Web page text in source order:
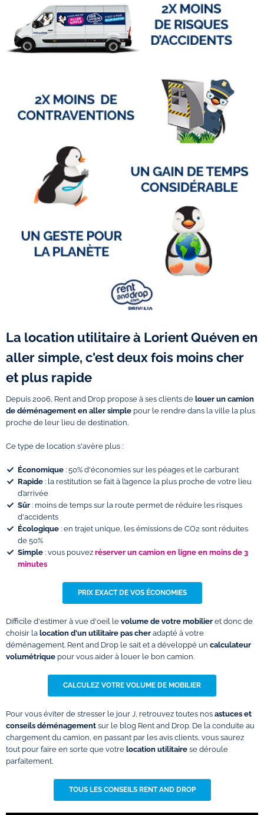
La location utilitaire à Lorient Quéven en
aller simple, c'est deux fois moins cher
et plus rapide
Depuis 2006, Rent and Drop propose à ses clients de louer un camion
de déménagement en aller simple pour le rendre dans la ville la plus
proche de leur lieu de destination.
Ce type de location s'avère plus :
Économique : 50% d'économies sur les péages et le carburant
Rapide : la restitution se fait à l’agence la plus proche de votre lieu
d’arrivée
Sûr : moins de temps sur la route permet de réduire les risques
d'accidents
Écologique : en trajet unique, les émissions de CO2 sont réduites
de 50%
Simple : vous pouvez réserver un camion en ligne en moins de 3
minutes
PRIX EXACT DE VOS ÉCONOMIES
Difficile d'estimer à vue d'oeil le volume de votre mobilier et donc de
choisir la location d'un utilitaire pas cher adapté à votre
déménagement. Rent and Drop le sait et a développé un calculateur
volumétrique pour vous aider à louer le bon camion.
CALCULEZ VOTRE VOLUME DE MOBILIER
Pour vous éviter de stresser le jour J, retrouvez toutes nos astuces et
conseils déménagement sur le blog Rent and Drop. De la conduite au
chargement du camion, en passant par les avis clients, vous saurez
tout pour faire en sorte que votre location utilitaire se déroule
parfaitement.
TOUS LES CONSEILS RENT AND DROP